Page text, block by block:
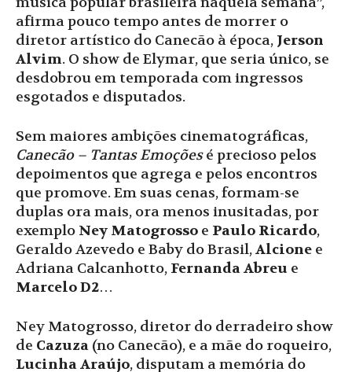
afirma pouco tempo antes de morrer o
diretor artístico do Canecão à época, Jerson
Alvim. O show de Elymar, que seria único, se
desdobrou em temporada com ingressos
esgotados e disputados.
Sem maiores ambições cinematográficas,
Canecão – Tantas Emoçõesé precioso pelos
depoimentos que agrega e pelos encontros
que promove. Em suas cenas, formam-se
duplas ora mais, ora menos inusitadas, por
exemplo Ney Matogrosso e Paulo Ricardo,
Geraldo Azevedo e Baby do Brasil,Alcione e
Adriana Calcanhotto, Fernanda Abreu e
Marcelo D2…
Ney Matogrosso, diretor do derradeiro show
de Cazuza (no Canecão), e a mãe do roqueiro,
Lucinha Araújo, disputam a memória do